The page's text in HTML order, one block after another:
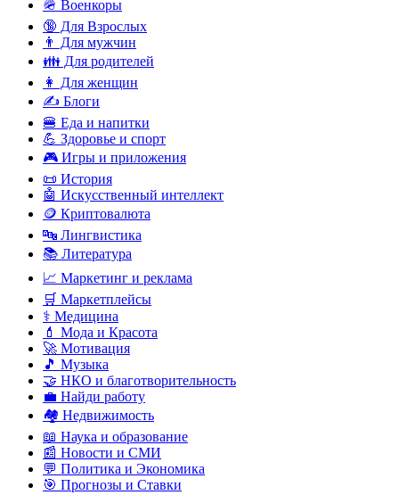
🪖 Военкоры
🔞 Для Взрослых
👨 Для мужчин
👪 Для родителей
👩 Для женщин
✍️ Блоги
🍔 Еда и напитки
💪 Здоровье и спорт
🎮 Игры и приложения
📜 История
🤖 Искусственный интеллект
🪙 Криптовалюта
🔤 Лингвистика
📚 Литература
📈 Маркетинг и реклама
🛒 Маркетплейсы
⚕️ Медицина
💄 Мода и Красота
🚀 Мотивация
🎵 Музыка
🤝 НКО и благотворительность
💼 Найди работу
🏘️ Недвижимость
📖 Наука и образование
📰 Новости и СМИ
💬 Политика и Экономика
🎯 Прогнозы и Ставки